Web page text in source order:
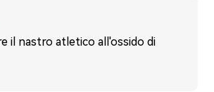
il nastro atletico all'ossido di